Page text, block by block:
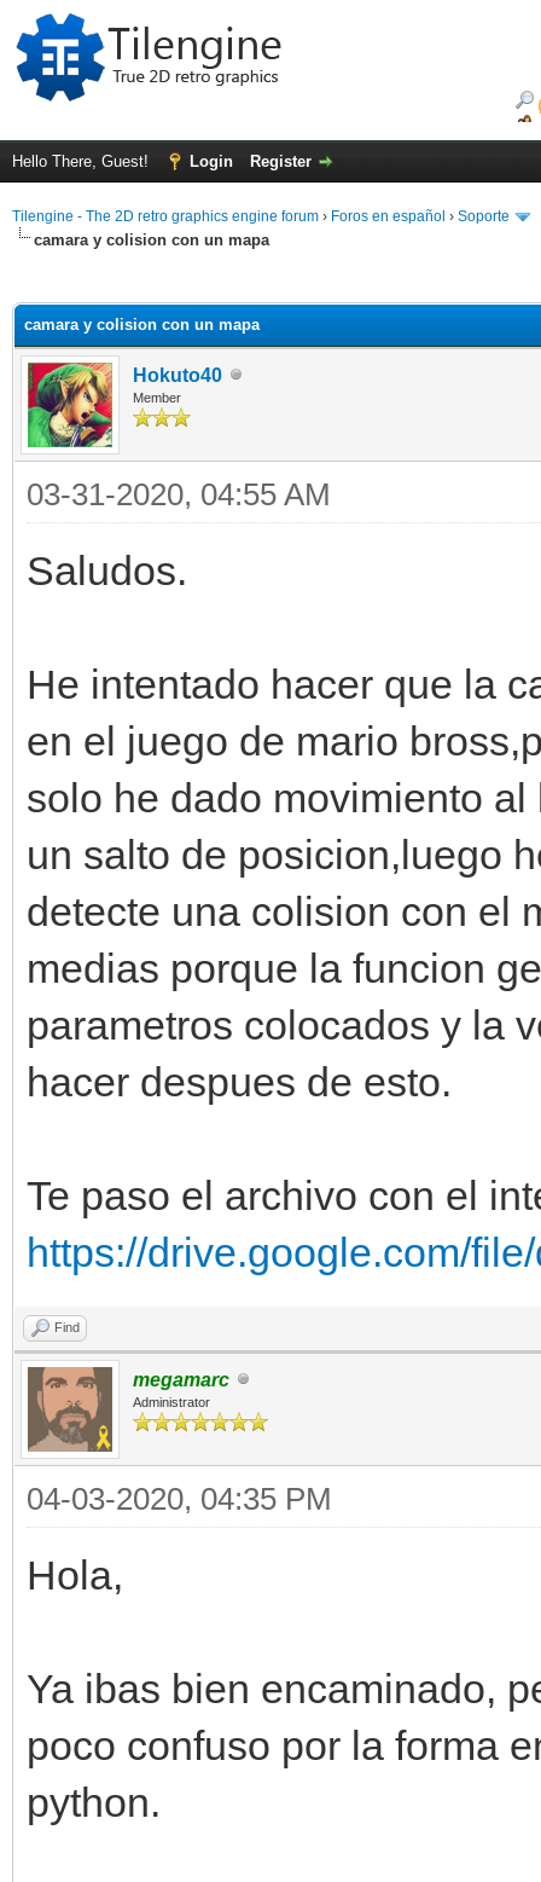
Hello There, Guest! Login Register
Tilengine - The 2D retro graphics engine forum › Foros en español › Soporte
camara y colision con un mapa
camara y colision con un mapa
Hokuto40
Member
03-31-2020, 04:55 AM
Saludos.
He intentado hacer que la
en el juego de mario
solo he dado movimiento
un salto de posicion,luego
detecte una colision con el
medias porque la funcion
parametros colocados y la
hacer despues de esto.
Te paso el archivo con el
https://drive.google.com/
Find
megamarc
Administrator
04-03-2020, 04:35 PM
Hola,
Ya ibas bien encaminado,
poco confuso por la forma
python.